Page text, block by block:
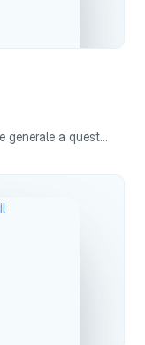
L'AFRICA: presentazione ed introduzione generale a questo continente; la sua storia; l'Africa Settentrionale, l'Africa Subsahariana, l'Africa Meridionale, il Sudafrica.